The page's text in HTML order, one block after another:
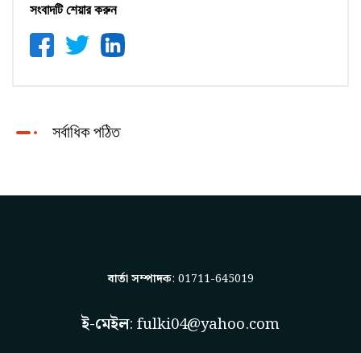
সংবাদটি শেয়ার করুন
সর্বাধিক পঠিত
বার্তা সম্পাদক: 01711-645019
ই-মেইল: fulki04@yahoo.com